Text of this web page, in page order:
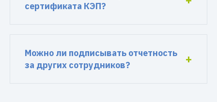
сертификата КЭП?
Можно ли подписывать отчетность
за других сотрудников?